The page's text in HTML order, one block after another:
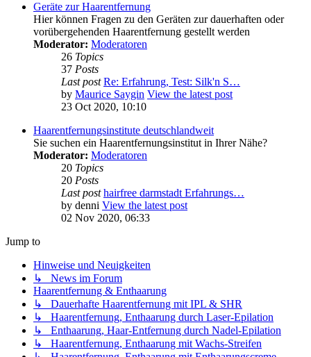
Geräte zur Haarentfernung
Hier können Fragen zu den Geräten zur dauerhaften oder
vorübergehenden Haarentfernung gestellt werden
Moderator: Moderatoren
26 Topics
37 Posts
Last post Re: Erfahrung, Test: Silk'n S…
by Maurice Saygin View the latest post
23 Oct 2020, 10:10
Haarentfernungsinstitute deutschlandweit
Sie suchen ein Haarentfernungsinstitut in Ihrer Nähe?
Moderator: Moderatoren
20 Topics
20 Posts
Last post hairfree darmstadt Erfahrungs…
by denni View the latest post
02 Nov 2020, 06:33
Jump to
Hinweise und Neuigkeiten
↳ News im Forum
Haarentfernung & Enthaarung
↳ Dauerhafte Haarentfernung mit IPL & SHR
↳ Haarentfernung, Enthaarung durch Laser-Epilation
↳ Enthaarung, Haar-Entfernung durch Nadel-Epilation
↳ Haarentfernung, Enthaarung mit Wachs-Streifen